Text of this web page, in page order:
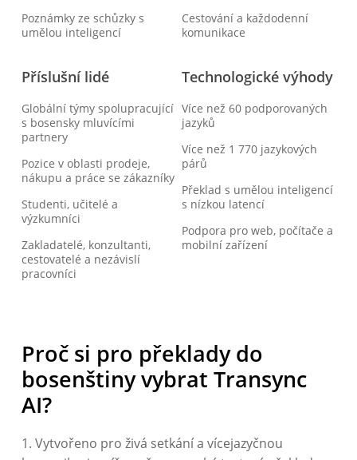
Poznámky ze schůzky s
umělou inteligencí
Cestování a každodenní
komunikace
Příslušní lidé
Globální týmy spolupracující
s bosensky mluvícími
partnery
Pozice v oblasti prodeje,
nákupu a práce se zákazníky
Studenti, učitelé a
výzkumníci
Zakladatelé, konzultanti,
cestovatelé a nezávislí
pracovníci
Technologické výhody
Více než 60 podporovaných
jazyků
Více než 1 770 jazykových
párů
Překlad s umělou inteligencí
s nízkou latencí
Podpora pro web, počítače a
mobilní zařízení
Proč si pro překlady do
bosenštiny vybrat Transync
AI?
1. Vytvořeno pro živá setkání a vícejazyčnou